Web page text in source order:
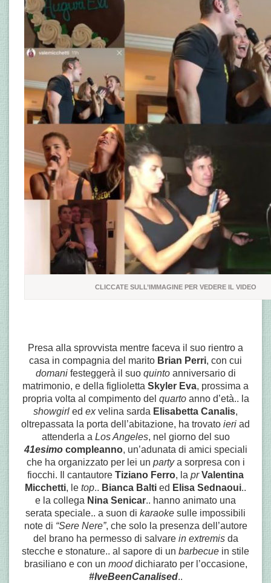
CLICCATE SULL’IMMAGINE PER VEDERE IL VIDEO
Presa alla sprovvista mentre faceva il suo rientro a
casa in compagnia del marito Brian Perri, con cui
domanifesteggerà il suo quintoanniversario di
matrimonio, e della figlioletta Skyler Eva, prossima a
propria volta al compimento del quartoanno d’età.. la
showgirl ed exvelina sarda Elisabetta Canalis,
oltrepassata la porta dell’abitazione, ha trovato ieri ad
attenderla a Los Angeles, nel giorno del suo
41esimocompleanno, un’adunata di amici speciali
che ha organizzato per lei un partya sorpresa con i
fiocchi. Il cantautore Tiziano Ferro, la pr Valentina
Micchetti, le top.. Bianca Balti ed Elisa Sednaoui..
e la collega Nina Senicar.. hanno animato una
serata speciale.. a suon di karaoke sulle impossibili
note di “Sere Nere”, che solo la presenza dell’autore
del brano ha permesso di salvarein extremisda
stecche e stonature.. al sapore di un barbecue in stile
brasiliano e con un mooddichiarato per l’occasione,
#IveBeenCanalised..